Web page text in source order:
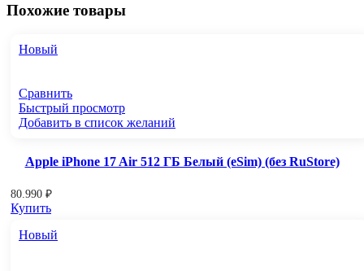
Похожие товары
Новый
Сравнить
Быстрый просмотр
Добавить в список желаний
Apple iPhone 17 Air 512 ГБ Белый (eSim) (без RuStore)
80.990 ₽
Купить
Новый